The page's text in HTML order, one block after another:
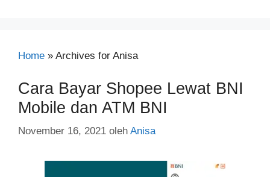
Home » Archives for Anisa
Cara Bayar Shopee Lewat BNI
Mobile dan ATM BNI
November 16, 2021 oleh Anisa